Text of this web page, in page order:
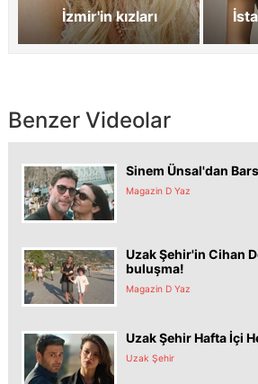
İzmir'in kızları
Benzer Videolar
Sinem Ünsal'dan
Magazin D Yaz
Uzak Şehir'in Cihan
buluşma!
Magazin D Yaz
Uzak Şehir Hafta İçi
Uzak Şehir